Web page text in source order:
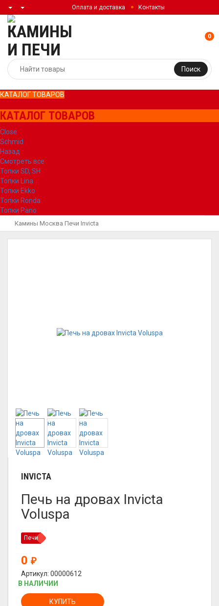
Оплата и доставка Контакты
Поиск
0
КАТАЛОГ ТОВАРОВ
КАТАЛОГ ТОВАРОВ
Close
Schmid
Назад
Смотреть все
Топки SD, SH
Топки Lina
Топки Ekko
Топки Ronda
Топки Pano
Камины Москва Печи Invicta
INVICTA
Печь на дровах Invicta
Voluspa
Печи
0 ₽
Артикул: 00000612
В НАЛИЧИИ
КУПИТЬ